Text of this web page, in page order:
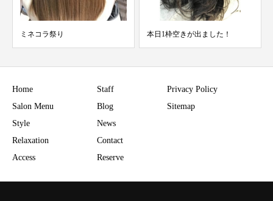
本日1枠空きが出ました！ 極上の美髪
Home
Salon Menu
Style
Relaxation
Access
Staff
Blog
News
Contact
Reserve
Privacy Policy
Sitemap